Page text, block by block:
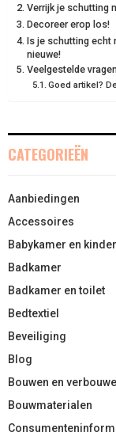
N
T
E
R
Verrijk je schutting
Decoreer erop los!
Is je schutting echt
nieuwe!
Veelgestelde
Goed artikel?
CATEGORIEËN
Aanbiedingen
Accessoires
Babykamer en
Badkamer
Badkamer en toilet
Bedtextiel
Beveiliging
Blog
Bouwen en
Bouwmaterialen